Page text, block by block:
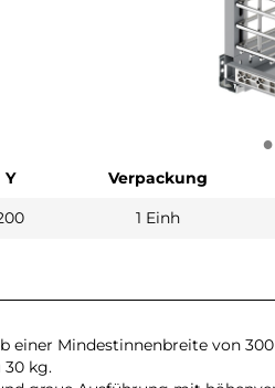
Y Verpackung
1 Einh
einer Mindestinnenbreite von
30 kg.